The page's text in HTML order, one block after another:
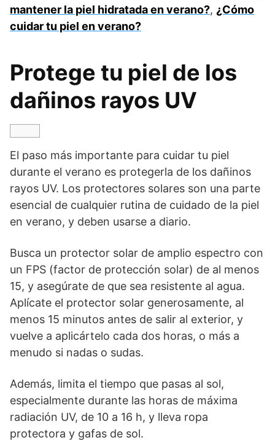
mantener la piel hidratada en verano?, ¿Cómo
cuidar tu piel en verano?
Protege tu piel de los
dañinos rayos UV
El paso más importante para cuidar tu piel
durante el verano es protegerla de los dañinos
rayos UV. Los protectores solares son una parte
esencial de cualquier rutina de cuidado de la piel
en verano, y deben usarse a diario.
Busca un protector solar de amplio espectro con
un FPS (factor de protección solar) de al menos
15, y asegúrate de que sea resistente al agua.
Aplícate el protector solar generosamente, al
menos 15 minutos antes de salir al exterior, y
vuelve a aplicártelo cada dos horas, o más a
menudo si nadas o sudas.
Además, limita el tiempo que pasas al sol,
especialmente durante las horas de máxima
radiación UV, de 10 a 16 h, y lleva ropa
protectora y gafas de sol.